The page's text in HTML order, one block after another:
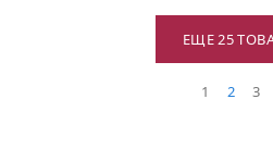
ЕЩЕ 25
1 2 3